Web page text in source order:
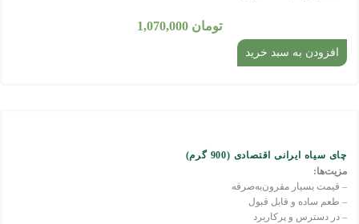
افزودن به سبد خرید
تومان
چای سیاه ایرانی اقتصادی (900 گرم)
مزیت‌ها:
– قیمت بسیار مقرون‌به‌صرفه
– طعم ساده و قابل قبول
– در دسترس و پرکاربرد